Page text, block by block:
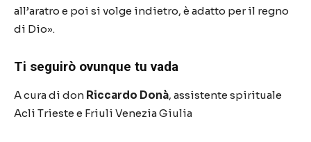
all’aratro e poi si volge indietro, è adatto per il regno
di Dio».
Ti seguirò ovunque tu vada
A cura di don Riccardo Donà, assistente spirituale
Acli Trieste e Friuli Venezia Giulia